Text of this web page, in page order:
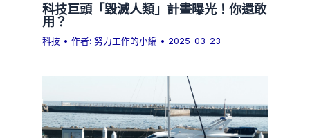
科技巨頭「毀滅人類」計畫曝光！你還敢
用？
科技 • 作者:努力工作的小編 • 2025-03-23